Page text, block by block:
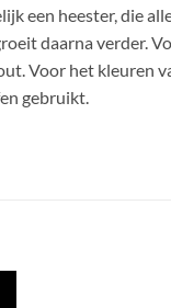
een heester, die
daarna verder.
Voor het kleuren
gebruikt.